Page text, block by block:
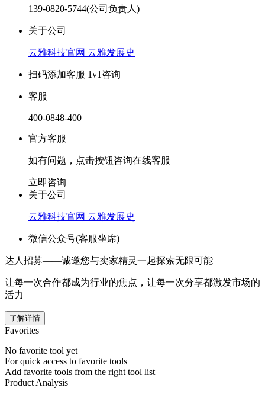
139-0820-5744(公司负责人)
关于公司
云雅科技官网 云雅发展史
扫码添加客服 1v1咨询
客服
400-0848-400
官方客服
如有问题，点击按钮咨询在线客服
立即咨询
关于公司
云雅科技官网 云雅发展史
微信公众号(客服坐席)
达人招募——诚邀您与卖家精灵一起探索无限可能
让每一次合作都成为行业的焦点，让每一次分享都激发市场的
活力
了解详情
Favorites
No favorite tool yet
For quick access to favorite tools
Add favorite tools from the right tool list
Product Analysis